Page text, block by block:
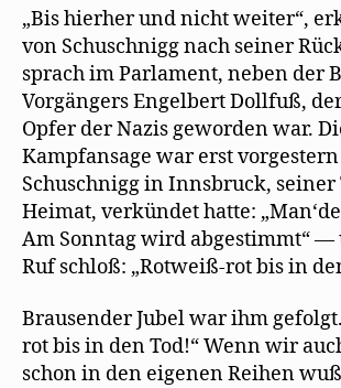
„Bis hierher und nicht weiter“,
von Schuschnigg nach seiner
sprach im Parlament, neben der
Vorgängers Engelbert Dollfuß,
Opfer der Nazis geworden war.
Kampfansage war erst
Schuschnigg in Innsbruck,
Heimat, verkündet hatte:
Am Sonntag wird abgestimmt“
Ruf schloß: „Rotweiß-rot bis in
Brausender Jubel war ihm
rot bis in den Tod!“ Wenn wir
schon in den eigenen Reihen